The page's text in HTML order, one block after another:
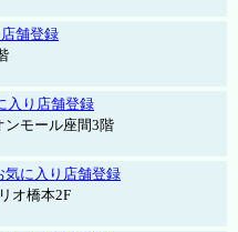
舗登録
入り店舗登録
モール座間3階
気に入り店舗登録
オ橋本2F